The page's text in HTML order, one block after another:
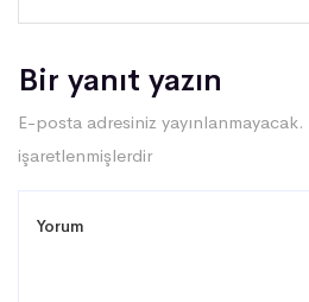
Bir yanıt yazın
E-posta adresiniz yayınlanmayacak.
işaretlenmişlerdir